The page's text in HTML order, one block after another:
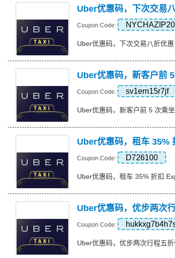
Uber优惠码，下次交易
Coupon Code:
Uber优惠码，下次交易八折优
Uber优惠码，新客户前
Coupon Code: sv1ern15r7jf
Uber优惠码，新客户前 5 次乘
Uber优惠码，租车 35%
Coupon Code: D726100
Uber优惠码，租车 35% 折扣
Uber优惠码，优步两次
Coupon Code:
Uber优惠码，优步两次行程五